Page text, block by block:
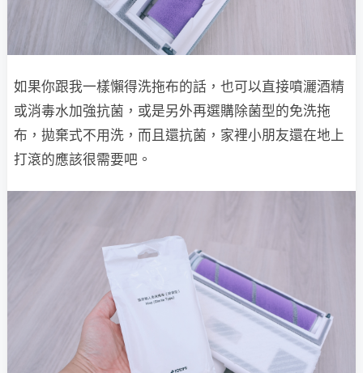
如果你跟我一樣懶得洗拖布的話，也可以直接噴灑酒精
或消毒水加強抗菌，或是另外再選購除菌型的免洗拖
布，拋棄式不用洗，而且還抗菌，家裡小朋友還在地上
打滾的應該很需要吧。